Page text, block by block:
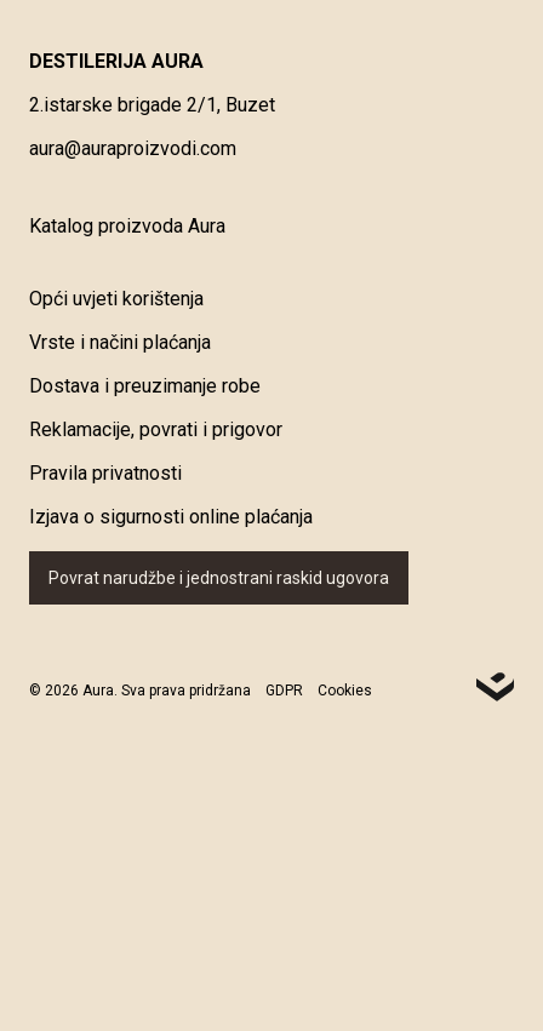
DESTILERIJA AURA
2.istarske brigade 2/1, Buzet
aura@auraproizvodi.com
Katalog proizvoda Aura
Opći uvjeti korištenja
Vrste i načini plaćanja
Dostava i preuzimanje robe
Reklamacije, povrati i prigovor
Pravila privatnosti
Izjava o sigurnosti online plaćanja
Povrat narudžbe i jednostrani raskid ugovora
© 2026 Aura. Sva prava pridržana GDPR Cookies